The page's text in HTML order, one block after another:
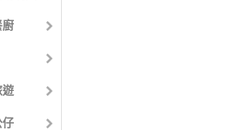
廚
遊
仔